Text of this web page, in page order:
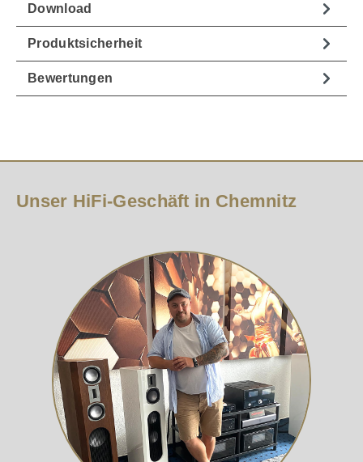
Download
Produktsicherheit
Bewertungen
Unser HiFi-Geschäft in Chemnitz